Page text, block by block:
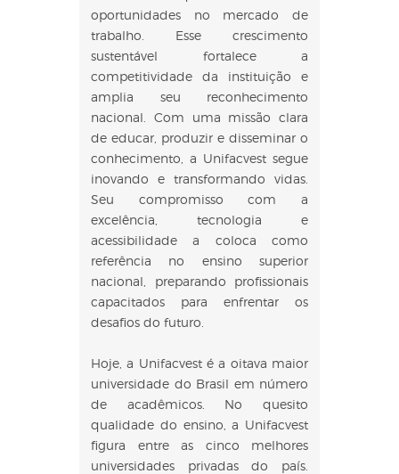
oportunidades no mercado de
trabalho. Esse crescimento
sustentável fortalece a
competitividade da instituição e
amplia seu reconhecimento
nacional. Com uma missão clara
de educar, produzir e disseminar o
conhecimento, a Unifacvest segue
inovando e transformando vidas.
Seu compromisso com a
excelência, tecnologia e
acessibilidade a coloca como
referência no ensino superior
nacional, preparando profissionais
capacitados para enfrentar os
desafios do futuro.
Hoje, a Unifacvest é a oitava maior
universidade do Brasil em número
de acadêmicos. No quesito
qualidade do ensino, a Unifacvest
figura entre as cinco melhores
universidades privadas do país.